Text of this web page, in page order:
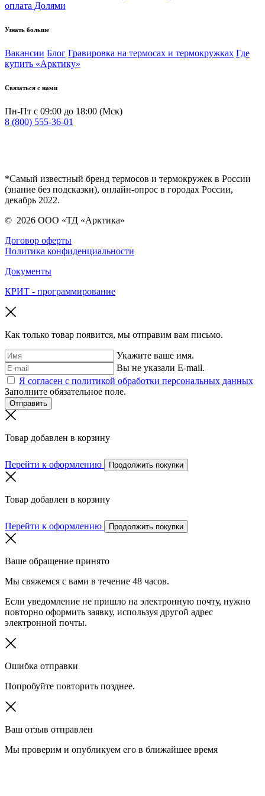
оплата Долями
Узнать больше
Вакансии Блог Гравировка на термосах и термокружках Где
купить «Арктику»
Связаться с нами
Пн-Пт с 09:00 до 18:00 (Мск)
8 (800) 555-36-01
*Самый известный бренд термосов и термокружек в России
(знание без подсказки), онлайн-опрос в городах России,
декабрь 2022.
© 2026 ООО «ТД «Арктика»
Договор оферты
Политика конфиденциальности
Документы
КРИТ - программирование
Как только товар появится, мы отправим вам письмо.
Укажите ваше имя.
Вы не указали E-mail.
Я согласен с политикой обработки персональных данных
Заполните обязательное поле.
Отправить
Товар добавлен в корзину
Перейти к оформлению Продолжить покупки
Товар добавлен в корзину
Перейти к оформлению Продолжить покупки
Ваше обращение принято
Мы свяжемся с вами в течение 48 часов.
Если уведомление не пришло на электронную почту, нужно
повторно оформить заявку, используя другой адрес
электронной почты.
Ошибка отправки
Попробуйте повторить позднее.
Ваш отзыв отправлен
Мы проверим и опубликуем его в ближайшее время